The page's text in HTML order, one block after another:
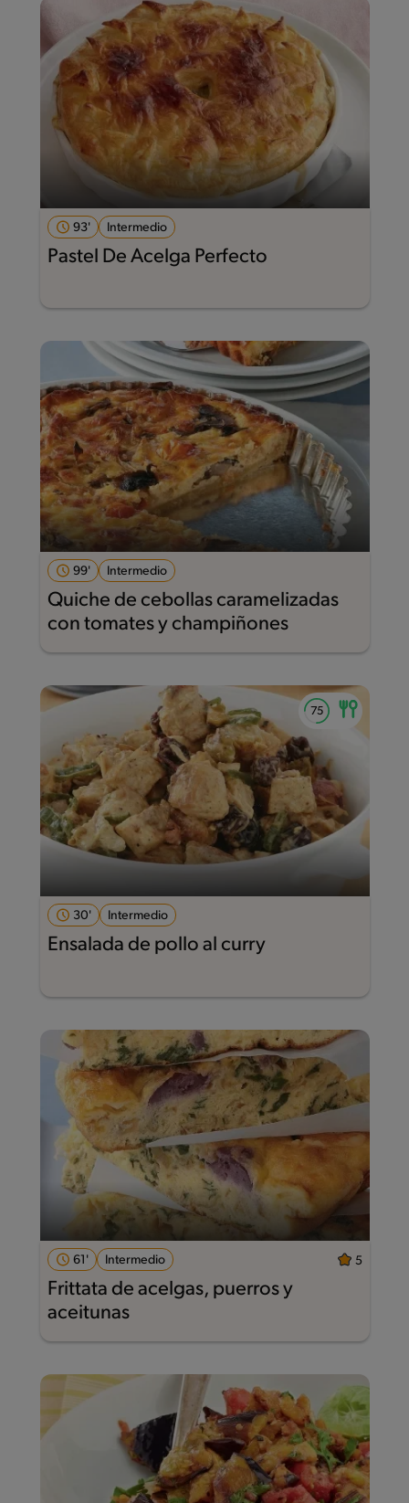
93' Intermedio
Pastel De Acelga Perfecto
99' Intermedio
Quiche de cebollas caramelizadas
con tomates y champiñones
30' Intermedio
Ensalada de pollo al curry
61' Intermedio 5
Frittata de acelgas, puerros y
aceitunas